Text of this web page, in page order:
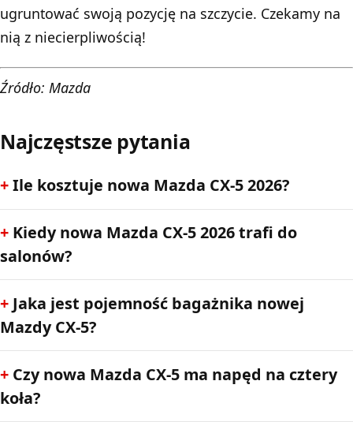
ugruntować swoją pozycję na szczycie. Czekamy na
nią z niecierpliwością!
Źródło: Mazda
Najczęstsze pytania
Ile kosztuje nowa Mazda CX-5 2026?
Kiedy nowa Mazda CX-5 2026 trafi do
salonów?
Jaka jest pojemność bagażnika nowej
Mazdy CX-5?
Czy nowa Mazda CX-5 ma napęd na cztery
koła?